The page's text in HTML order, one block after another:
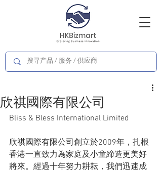
欣祺國際有限公司
Bliss & Bless International Limited
欣祺國際有限公司創立於2009年，扎根
香港一直致力為家庭及小童締造更美好
將來。經過十年努力耕耘，我們迅速成